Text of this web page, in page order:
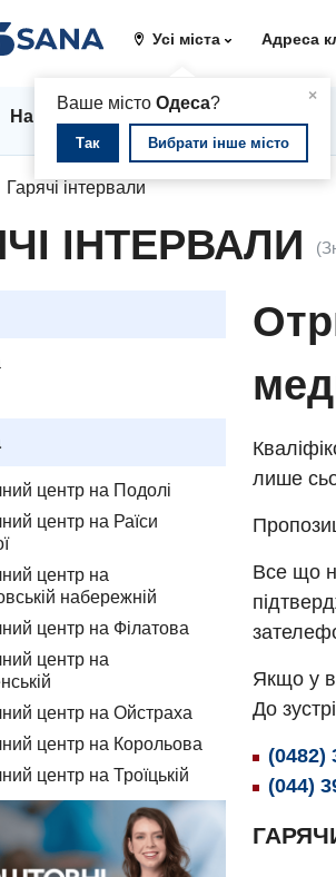
Усі міста
×
Ваше місто Одеса?
Так Вибрати інше місто
Адреса
Напрямки Стаціонар
Гарячі інтервали
ІНТЕРВАЛИ
центр на Подолі
центр на Раїси
центр на
набережній
центр на Філатова
центр на
центр на Ойстраха
центр на Корольова
центр на Троїцькій
лише
Все що
Якщо у
До
(0482)
(044)